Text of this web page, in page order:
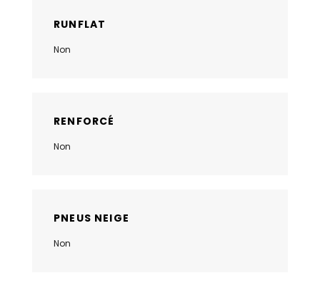
RUNFLAT
Non
RENFORCÉ
Non
PNEUS NEIGE
Non